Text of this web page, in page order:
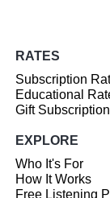
RATES
Subscription
Educational
Gift
EXPLORE
Who It's For
How It Works
Free Listening